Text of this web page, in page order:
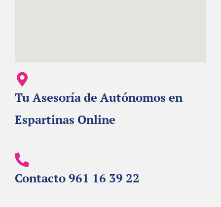
Tu Asesoría de Autónomos en
Espartinas Online
Contacto 961 16 39 22